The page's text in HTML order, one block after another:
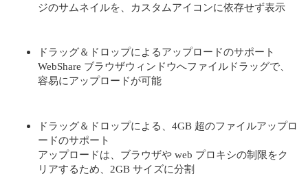
ジのサムネイルを、カスタムアイコンに依存せず表示
ドラッグ＆ドロップによるアップロードのサポート
WebShare ブラウザウィンドウへファイルドラッグで、
容易にアップロードが可能
ドラッグ＆ドロップによる、4GB 超のファイルアップロ
ードのサポート
アップロードは、ブラウザや web プロキシの制限をク
リアするため、2GB サイズに分割